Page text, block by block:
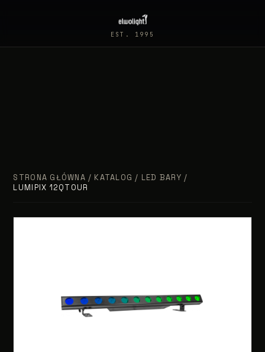
EST. 1995
STRONA GŁÓWNA / KATALOG / LED BARY /
LUMIPIX 12QTOUR